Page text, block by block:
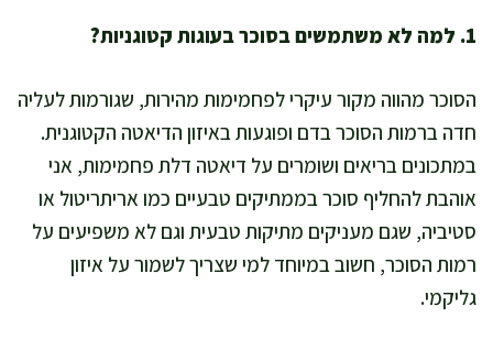
1. למה לא משתמשים בסוכר בעוגות קטוגניות?
הסוכר מהווה מקור עיקרי לפחמימות מהירות, שגורמות לעליה
חדה ברמות הסוכר בדם ופוגעות באיזון הדיאטה הקטוגנית.
במתכונים בריאים ושומרים על דיאטה דלת פחמימות, אני
אוהבת להחליף סוכר בממתיקים טבעיים כמו אריתריטול או
סטיביה, שגם מעניקים מתיקות טבעית וגם לא משפיעים על
רמות הסוכר, חשוב במיוחד למי שצריך לשמור על איזון
גליקמי.